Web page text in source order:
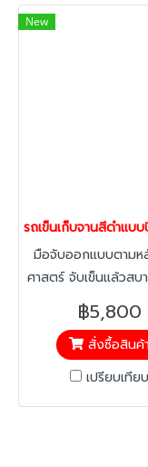
New
รถเข็นเก็บจานสีดำแบ
มือจับออกแบบตามห
ศาสตร์ จับเข็นแล้วสบ
แขน ล้างทำความสะอา
ไม่เป็นสนิม พลาสติก
กรอบ ไม่แตกง่าย ไม่
฿5,800
สั่งซื้อสินค้
เปรียบเทียบ